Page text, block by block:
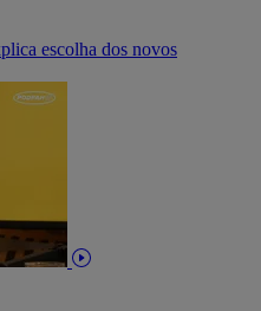
escolha dos novos